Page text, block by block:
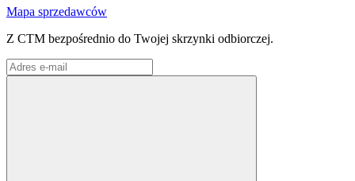
Mapa sprzedawców
Z CTM bezpośrednio do Twojej skrzynki odbiorczej.